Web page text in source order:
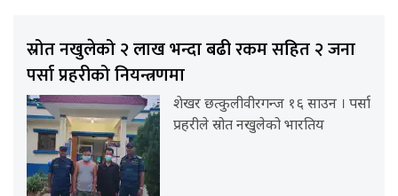
स्रोत नखुलेको २ लाख भन्दा बढी रकम सहित २ जना
पर्सा प्रहरीको नियन्त्रणमा
शेखर छत्कुलीवीरगन्ज १६ साउन । पर्सा
प्रहरीले स्रोत नखुलेको भारतिय